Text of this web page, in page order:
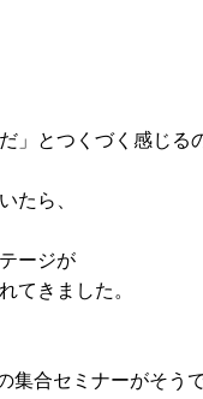
」とつくづく感じる
たら、
ージが
てきました。
集合セミナーがそうで